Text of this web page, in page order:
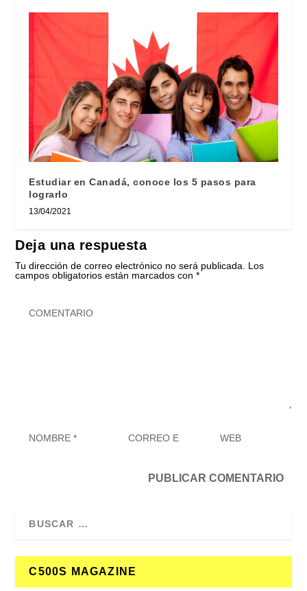
Estudiar en Canadá, conoce los 5 pasos para
lograrlo
13/04/2021
Deja una respuesta
Tu dirección de correo electrónico no será publicada.
Los
campos obligatorios están marcados con*
C500S MAGAZINE